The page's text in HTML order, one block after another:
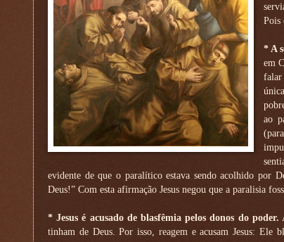
Pois
* A
em
falar
ao
evidente de que o paralítico estava sendo acolhido por
Deus!” Com esta afirmação Jesus negou que a paralisia
* Jesus é acusado de blasfêmia pelos donos do poder.
tinham de Deus. Por isso, reagem e acusam Jesus: Ele